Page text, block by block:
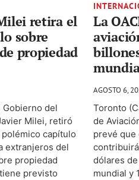
retira el
sobre
propiedad
Gobierno del
Milei, retiró
capítulo
extranjeros del
propiedad
previsto
La
AGOSTO 6,
Toronto
de
prevé que
dólares
mundial y